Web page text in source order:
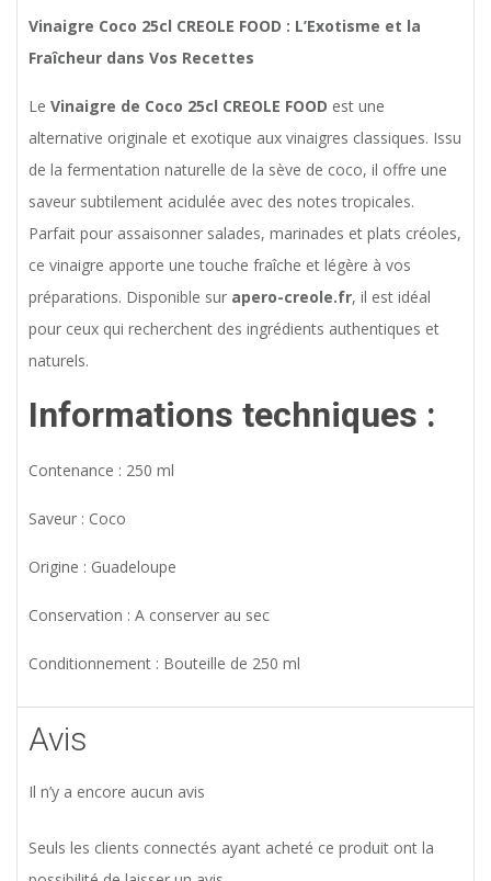
Vinaigre Coco 25cl CREOLE FOOD : L’Exotisme et la
Fraîcheur dans Vos Recettes
Le Vinaigre de Coco 25cl CREOLE FOOD est une
alternative originale et exotique aux vinaigres classiques. Issu
de la fermentation naturelle de la sève de coco, il offre une
saveur subtilement acidulée avec des notes tropicales.
Parfait pour assaisonner salades, marinades et plats créoles,
ce vinaigre apporte une touche fraîche et légère à vos
préparations. Disponible sur apero-creole.fr, il est idéal
pour ceux qui recherchent des ingrédients authentiques et
naturels.
Informations techniques :
Contenance : 250 ml
Saveur : Coco
Origine : Guadeloupe
Conservation : A conserver au sec
Conditionnement : Bouteille de 250 ml
Avis
Il n’y a encore aucun avis
Seuls les clients connectés ayant acheté ce produit ont la